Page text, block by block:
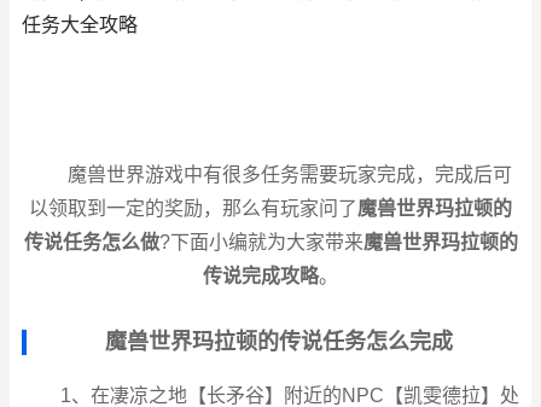
任务大全攻略
魔兽世界游戏中有很多任务需要玩家完成，完成后可
以领取到一定的奖励，那么有玩家问了魔兽世界玛拉顿的
传说任务怎么做?下面小编就为大家带来魔兽世界玛拉顿的
传说完成攻略。
魔兽世界玛拉顿的传说任务怎么完成
1、在凄凉之地【长矛谷】附近的NPC【凯雯德拉】处